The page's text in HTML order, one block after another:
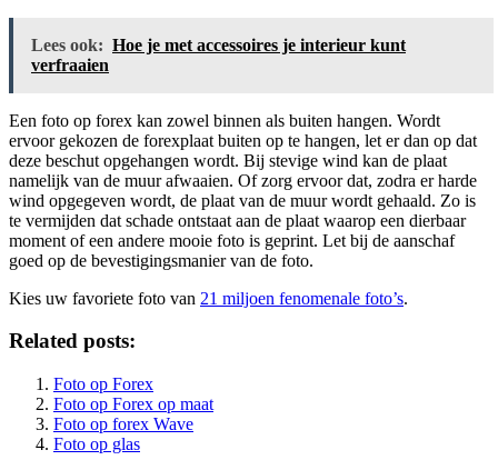
Lees ook: Hoe je met accessoires je interieur kunt
verfraaien
Een foto op forex kan zowel binnen als buiten hangen. Wordt
ervoor gekozen de forexplaat buiten op te hangen, let er dan op dat
deze beschut opgehangen wordt. Bij stevige wind kan de plaat
namelijk van de muur afwaaien. Of zorg ervoor dat, zodra er harde
wind opgegeven wordt, de plaat van de muur wordt gehaald. Zo is
te vermijden dat schade ontstaat aan de plaat waarop een dierbaar
moment of een andere mooie foto is geprint. Let bij de aanschaf
goed op de bevestigingsmanier van de foto.
Kies uw favoriete foto van 21 miljoen fenomenale foto’s.
Related posts:
Foto op Forex
Foto op Forex op maat
Foto op forex Wave
Foto op glas